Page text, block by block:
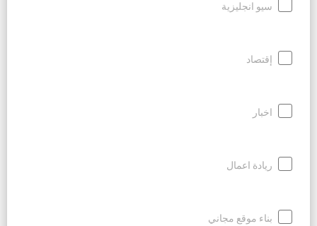
سيو انجليزية
إقتصاد
اخبار
ريادة اعمال
بناء موقع مجاني